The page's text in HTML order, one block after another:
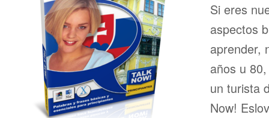
Si eres
aspectos
aprender,
años u
un turista
Now!